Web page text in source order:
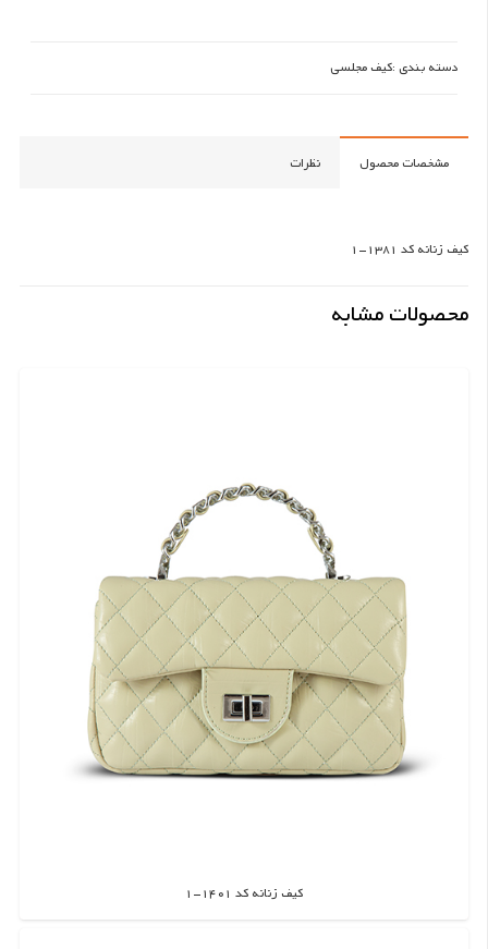
دسته بندی :کیف مجلسی
مشخصات محصول نظرات
کیف زنانه کد 1381-1
محصولات مشابه
کیف زنانه کد 1401-1
اطلاعات بیشتر